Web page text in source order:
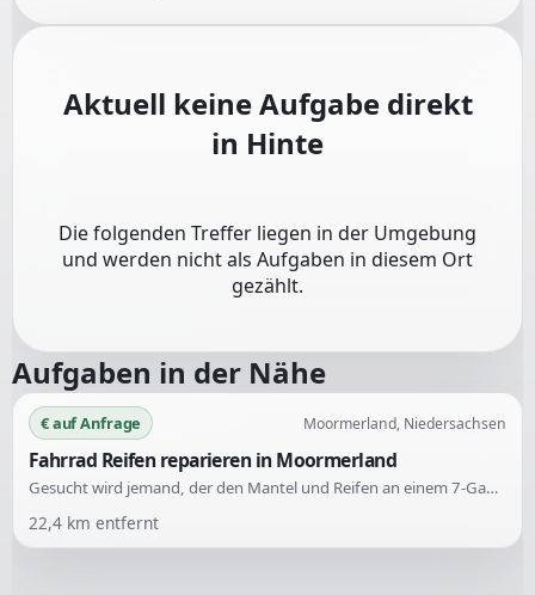
Aktuell keine Aufgabe direkt
in Hinte
Die folgenden Treffer liegen in der Umgebung
und werden nicht als Aufgaben in diesem Ort
gezählt.
Aufgaben in der Nähe
€ auf Anfrage Moormerland, Niedersachsen
Fahrrad Reifen reparieren in Moormerland
Gesucht wird jemand, der den Mantel und Reifen an einem 7-Gang-Fahrrad wechseln kann. Die Reparatur betrifft sowohl das Vorder- als auch das Hinterrad.
22,4 km entfernt